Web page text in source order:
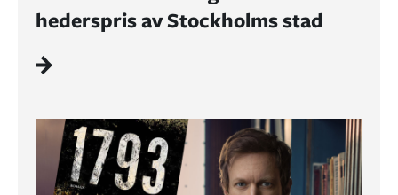
hederspris av Stockholms stad